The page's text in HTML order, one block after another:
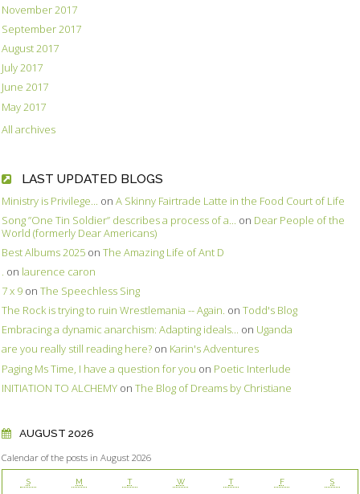
November 2017
September 2017
August 2017
July 2017
June 2017
May 2017
All archives
LAST UPDATED BLOGS
Ministry is Privilege... on A Skinny Fairtrade Latte in the Food Court of Life
Song ”One Tin Soldier” describes a process of a... on Dear People of the
World (formerly Dear Americans)
Best Albums 2025 on The Amazing Life of Ant D
. on laurence caron
7 x 9 on The Speechless Sing
The Rock is trying to ruin Wrestlemania -- Again. on Todd's Blog
Embracing a dynamic anarchism: Adapting ideals... on Uganda
are you really still reading here? on Karin's Adventures
Paging Ms Time, I have a question for you on Poetic Interlude
INITIATION TO ALCHEMY on The Blog of Dreams by Christiane
AUGUST 2026
Calendar of the posts in August 2026
S M T W T F S